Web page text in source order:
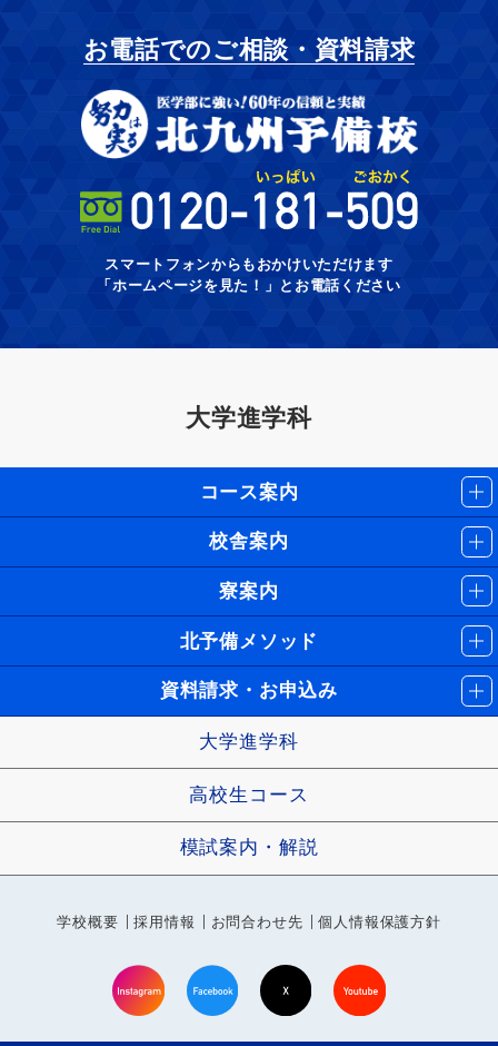
お電話でのご相談・資料請求
スマートフォンからもおかけいただけます
「ホームページを見た！」とお電話ください
大学進学科
コース案内
校舎案内
寮案内
北予備メソッド
資料請求・お申込み
大学進学科
高校生コース
模試案内・解説
学校概要 採用情報 お問合わせ先 個人情報保護方針